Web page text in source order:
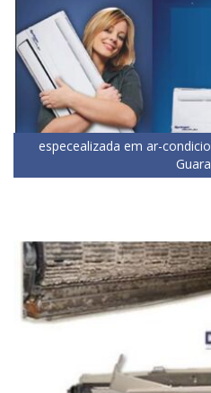
especealizada em ar-